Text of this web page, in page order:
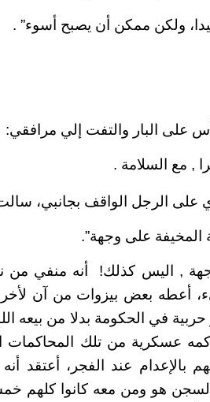
ولكن ممكن أن يصبح أسوء” .
على البار والتفت إلي مرافقي:
, مع السلامة .
على الرجل الواقف بجانبي،
المخيفة على وجهة”.
, اليس كذلك! أنه منفي من
بعض بيزوات من آن لأخر.
حربية في الحكومة بدلا من بيعه
عسكرية من تلك المحاكمات
بالإعدام عند الفجر،
هو ومن معه كانوا كلهم